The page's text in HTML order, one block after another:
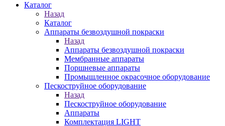
Каталог
Назад
Каталог
Аппараты безвоздушной покраски
Назад
Аппараты безвоздушной покраски
Мембранные аппараты
Поршневые аппараты
Промышленное окрасочное оборудование
Пескоструйное оборудование
Назад
Пескоструйное оборудование
Аппараты
Комплектация LIGHT